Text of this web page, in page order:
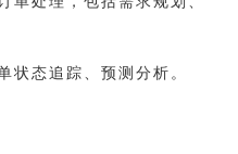
状态追踪、预测分析。